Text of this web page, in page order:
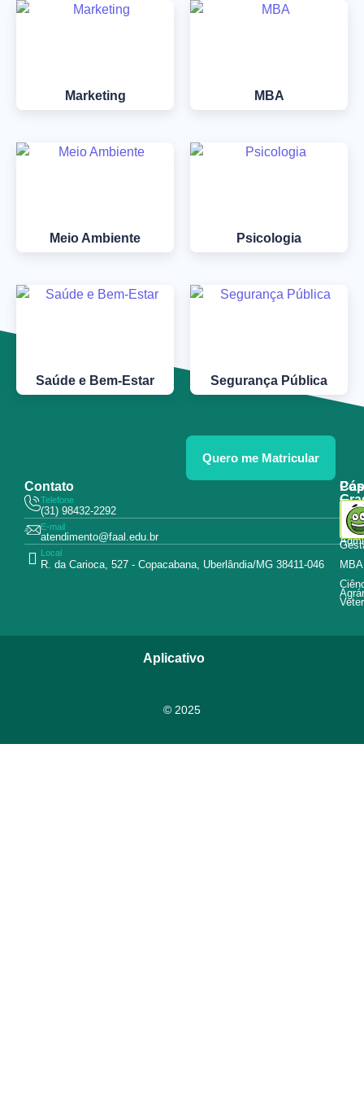
Marketing MBA
Meio Ambiente Psicologia
Saúde e Bem-Estar Segurança Pública
Quero me Matricular
Contato
Telefone
(31) 98432-2292
E-mail
atendimento@faal.edu.br
Local
R. da Carioca, 527 - Copacabana, Uberlândia/MG 38411-046
MBA
© 2025
Aplicativo